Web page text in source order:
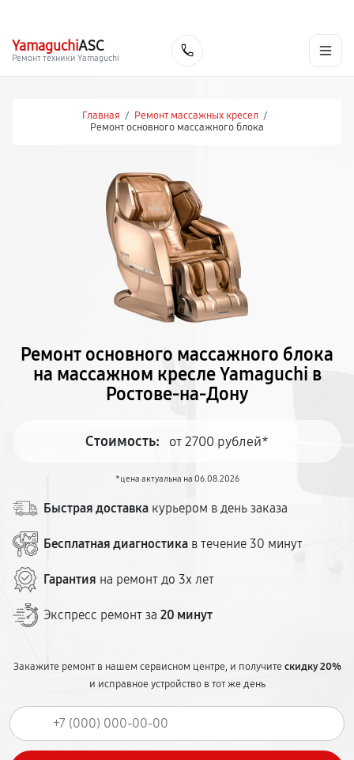
YamaguchiASC
Ремонт техники Yamaguchi
Главная / Ремонт массажных кресел /
Ремонт основного массажного блока
Ремонт основного массажного блока
на массажном кресле Yamaguchi в
Ростове-на-Дону
Стоимость: от 2700 рублей*
*цена актуальна на 06.08.2026
Быстрая доставка курьером в день заказа
Бесплатная диагностика в течение 30 минут
Гарантия на ремонт до 3х лет
Экспресс ремонт за 20 минут
Закажите ремонт в нашем сервисном центре, и получитескидку 20%
и исправное устройство в тот же день